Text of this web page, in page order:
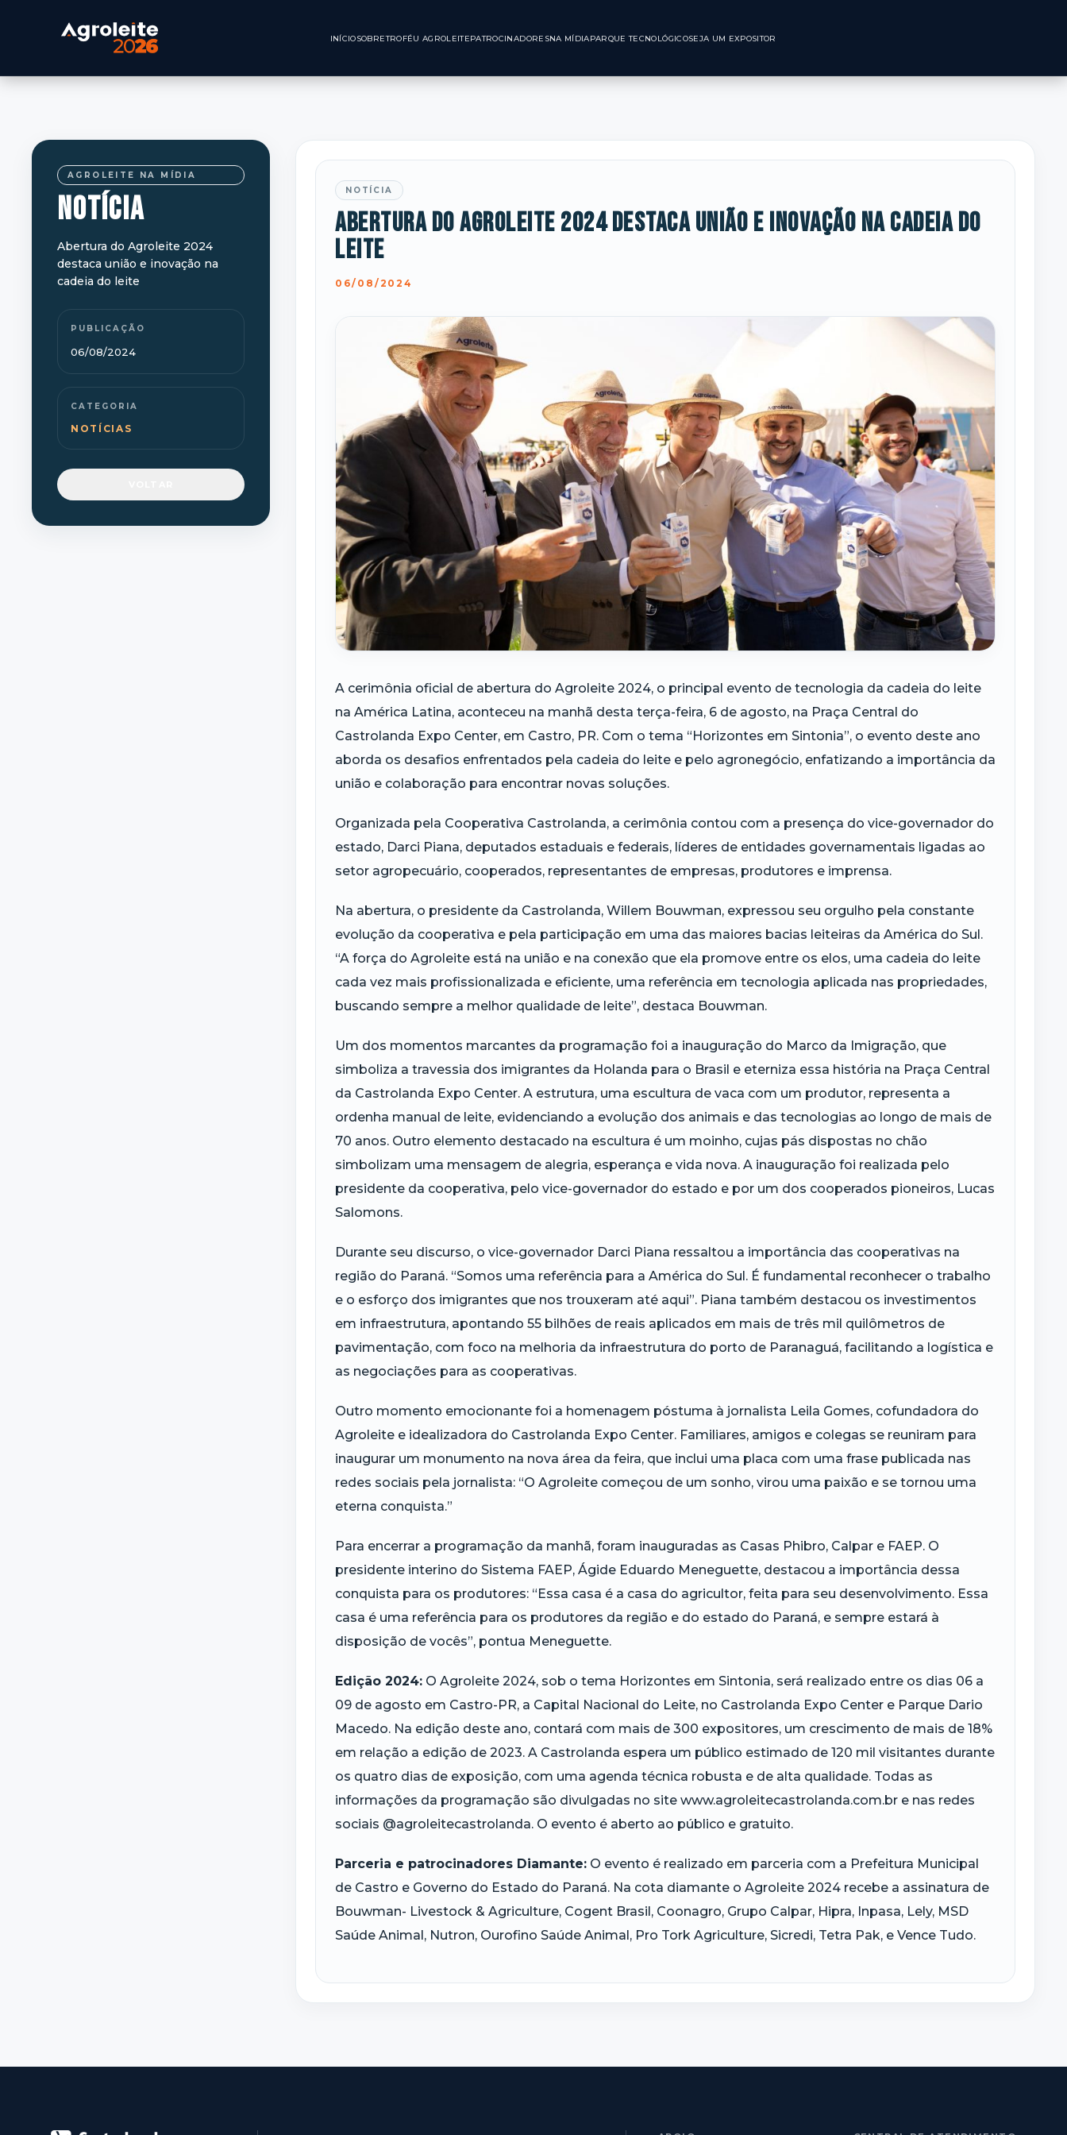
INÍCIOSOBRETROFÉU AGROLEITEPATROCINADORESNA MÍDIAPARQUE TECNOLÓGICOSEJA UM EXPOSITOR
AGROLEITE NA MÍDIA
NOTÍCIA
Abertura do Agroleite 2024
destaca união e inovação na
cadeia do leite
PUBLICAÇÃO
06/08/2024
CATEGORIA
NOTÍCIAS
NOTÍCIA
Abertura do Agroleite 2024 destaca união e inovação na cadeia do
leite
06/08/2024
A cerimônia oficial de abertura do Agroleite 2024, o principal evento de tecnologia da cadeia do leite
na América Latina, aconteceu na manhã desta terça-feira, 6 de agosto, na Praça Central do
Castrolanda Expo Center, em Castro, PR. Com o tema “Horizontes em Sintonia”, o evento deste ano
aborda os desafios enfrentados pela cadeia do leite e pelo agronegócio, enfatizando a importância da
união e colaboração para encontrar novas soluções.
Organizada pela Cooperativa Castrolanda, a cerimônia contou com a presença do vice-governador do
estado, Darci Piana, deputados estaduais e federais, líderes de entidades governamentais ligadas ao
setor agropecuário, cooperados, representantes de empresas, produtores e imprensa.
Na abertura, o presidente da Castrolanda, Willem Bouwman, expressou seu orgulho pela constante
evolução da cooperativa e pela participação em uma das maiores bacias leiteiras da América do Sul.
“A força do Agroleite está na união e na conexão que ela promove entre os elos, uma cadeia do leite
cada vez mais profissionalizada e eficiente, uma referência em tecnologia aplicada nas propriedades,
buscando sempre a melhor qualidade de leite”, destaca Bouwman.
Um dos momentos marcantes da programação foi a inauguração do Marco da Imigração, que
simboliza a travessia dos imigrantes da Holanda para o Brasil e eterniza essa história na Praça Central
da Castrolanda Expo Center. A estrutura, uma escultura de vaca com um produtor, representa a
ordenha manual de leite, evidenciando a evolução dos animais e das tecnologias ao longo de mais de
70 anos. Outro elemento destacado na escultura é um moinho, cujas pás dispostas no chão
simbolizam uma mensagem de alegria, esperança e vida nova. A inauguração foi realizada pelo
presidente da cooperativa, pelo vice-governador do estado e por um dos cooperados pioneiros, Lucas
Salomons.
Durante seu discurso, o vice-governador Darci Piana ressaltou a importância das cooperativas na
região do Paraná. “Somos uma referência para a América do Sul. É fundamental reconhecer o trabalho
e o esforço dos imigrantes que nos trouxeram até aqui”. Piana também destacou os investimentos
em infraestrutura, apontando 55 bilhões de reais aplicados em mais de três mil quilômetros de
pavimentação, com foco na melhoria da infraestrutura do porto de Paranaguá, facilitando a logística e
as negociações para as cooperativas.
Outro momento emocionante foi a homenagem póstuma à jornalista Leila Gomes, cofundadora do
Agroleite e idealizadora do Castrolanda Expo Center. Familiares, amigos e colegas se reuniram para
inaugurar um monumento na nova área da feira, que inclui uma placa com uma frase publicada nas
redes sociais pela jornalista: “O Agroleite começou de um sonho, virou uma paixão e se tornou uma
eterna conquista.”
Para encerrar a programação da manhã, foram inauguradas as Casas Phibro, Calpar e FAEP. O
presidente interino do Sistema FAEP, Ágide Eduardo Meneguette, destacou a importância dessa
conquista para os produtores: “Essa casa é a casa do agricultor, feita para seu desenvolvimento. Essa
casa é uma referência para os produtores da região e do estado do Paraná, e sempre estará à
disposição de vocês”, pontua Meneguette.
Edição 2024: O Agroleite 2024, sob o tema Horizontes em Sintonia, será realizado entre os dias 06 a
09 de agosto em Castro-PR, a Capital Nacional do Leite, no Castrolanda Expo Center e Parque Dario
Macedo. Na edição deste ano, contará com mais de 300 expositores, um crescimento de mais de 18%
em relação a edição de 2023. A Castrolanda espera um público estimado de 120 mil visitantes durante
os quatro dias de exposição, com uma agenda técnica robusta e de alta qualidade. Todas as
informações da programação são divulgadas no site www.agroleitecastrolanda.com.br e nas redes
sociais @agroleitecastrolanda. O evento é aberto ao público e gratuito.
Parceria e patrocinadores Diamante: O evento é realizado em parceria com a Prefeitura Municipal
de Castro e Governo do Estado do Paraná. Na cota diamante o Agroleite 2024 recebe a assinatura de
Bouwman- Livestock & Agriculture, Cogent Brasil, Coonagro, Grupo Calpar, Hipra, Inpasa, Lely, MSD
Saúde Animal, Nutron, Ourofino Saúde Animal, Pro Tork Agriculture, Sicredi, Tetra Pak, e Vence Tudo.